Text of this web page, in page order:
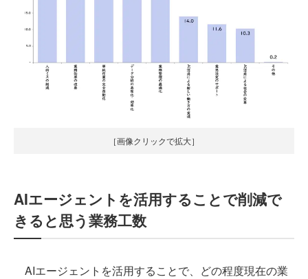
［画像クリックで拡大］
AIエージェントを活用することで削減で
きると思う業務工数
AIエージェントを活用することで、どの程度現在の業